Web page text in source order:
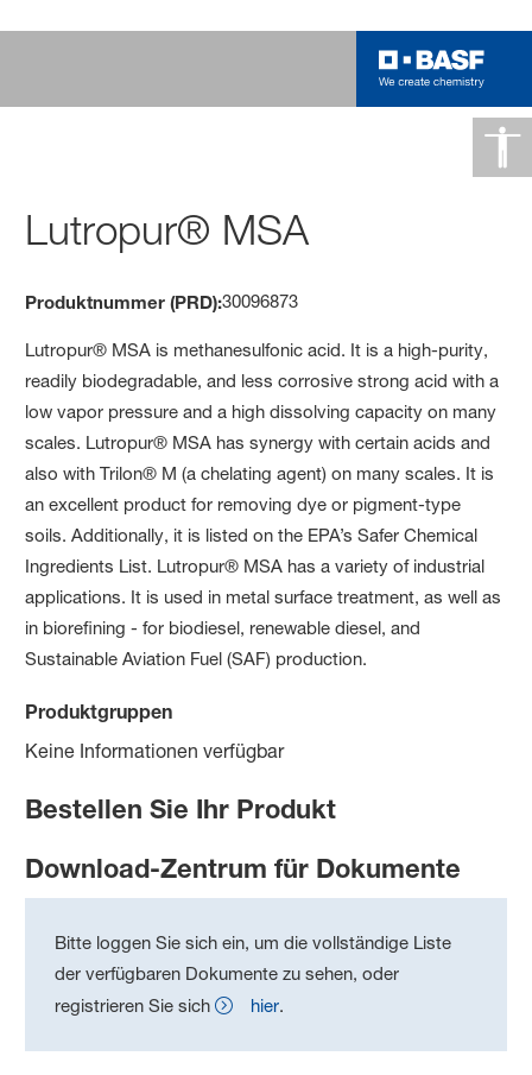
Lutropur® MSA
Produktnummer (PRD):30096873
Lutropur® MSA is methanesulfonic acid. It is a high-purity,
readily biodegradable, and less corrosive strong acid with a
low vapor pressure and a high dissolving capacity on many
scales. Lutropur® MSA has synergy with certain acids and
also with Trilon® M (a chelating agent) on many scales. It is
an excellent product for removing dye or pigment-type
soils. Additionally, it is listed on the EPA’s Safer Chemical
Ingredients List. Lutropur® MSA has a variety of industrial
applications. It is used in metal surface treatment, as well as
in biorefining - for biodiesel, renewable diesel, and
Sustainable Aviation Fuel (SAF) production.
Produktgruppen
Keine Informationen verfügbar
Bestellen Sie Ihr Produkt
Download-Zentrum für Dokumente
Bitte loggen Sie sich ein, um die vollständige Liste
der verfügbaren Dokumente zu sehen, oder
registrieren Sie sich
hier.